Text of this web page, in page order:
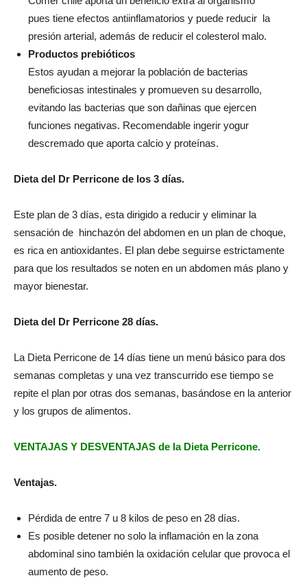
pues tiene efectos antiinflamatorios y puede reducir la
presión arterial, además de reducir el colesterol malo.
Productos prebióticos
Estos ayudan a mejorar la población de bacterias
beneficiosas intestinales y promueven su desarrollo,
evitando las bacterias que son dañinas que ejercen
funciones negativas. Recomendable ingerir yogur
descremado que aporta calcio y proteínas.
Dieta del Dr Perricone de los 3 días.
Este plan de 3 días, esta dirigido a reducir y eliminar la
sensación de hinchazón del abdomen en un plan de choque,
es rica en antioxidantes. El plan debe seguirse estrictamente
para que los resultados se noten en un abdomen más plano y
mayor bienestar.
Dieta del Dr Perricone 28 días.
La Dieta Perricone de 14 días tiene un menú básico para dos
semanas completas y una vez transcurrido ese tiempo se
repite el plan por otras dos semanas, basándose en la anterior
y los grupos de alimentos.
VENTAJAS Y DESVENTAJAS de la Dieta Perricone.
Ventajas.
Pérdida de entre 7 u 8 kilos de peso en 28 días.
Es posible detener no solo la inflamación en la zona
abdominal sino también la oxidación celular que provoca el
aumento de peso.